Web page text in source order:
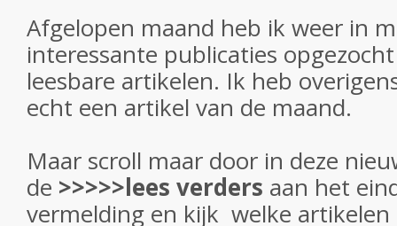
Afgelopen maand heb ik weer in
interessante publicaties
leesbare artikelen. Ik heb
echt een artikel van de maand.
Maar scroll maar door in deze
de >>>>>lees verders aan het
vermelding en kijk welke artikelen